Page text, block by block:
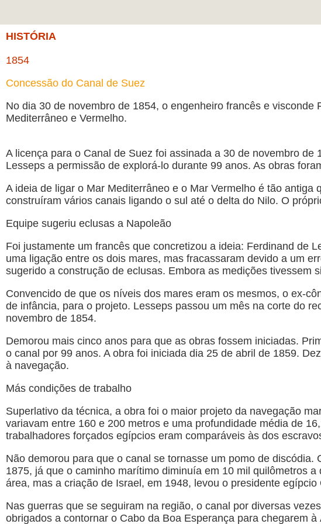
HISTÓRIA
1854
Concessão do Canal de Suez
No dia 30 de novembro de 1854, o engenheiro francês e
Mediterrâneo e Vermelho.
A licença para o Canal de Suez foi assinada a 30 de novembro
Lesseps a permissão de explorá-lo durante 99 anos. As obras
A ideia de ligar o Mar Mediterrâneo e o Mar Vermelho é tão
construíram vários canais ligando o sul até o delta do Nilo. O
Equipe sugeriu eclusas a Napoleão
Foi justamente um francês que concretizou a ideia: Ferdinand de
uma ligação entre os dois mares, mas fracassaram devido a um
sugerido a construção de eclusas. Embora as medições tivessem
Convencido de que os níveis dos mares eram os mesmos, o ex-
de infância, para o projeto. Lesseps passou um mês na corte do
novembro de 1854.
Demorou mais cinco anos para que as obras fossem iniciadas.
o canal por 99 anos. A obra foi iniciada dia 25 de abril de 1859.
à navegação.
Más condições de trabalho
Superlativo da técnica, a obra foi o maior projeto da navegação
variavam entre 160 e 200 metros e uma profundidade média de
trabalhadores forçados egípcios eram comparáveis às dos
Não demorou para que o canal se tornasse um pomo de
1875, já que o caminho marítimo diminuía em 10 mil quilômetros
área, mas a criação de Israel, em 1948, levou o presidente
Nas guerras que se seguiram na região, o canal por diversas
obrigados a contornar o Cabo da Boa Esperança para chegarem